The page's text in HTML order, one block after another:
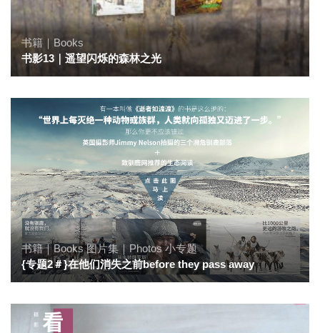
书籍｜Books
书影13｜遥望闪烁的森林之光
书籍｜Books 图片集｜Photos 小专题
{专题2＃}在他们消失之前before they pass away